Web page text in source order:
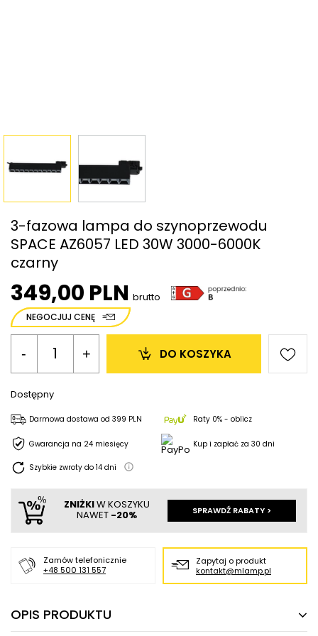
3-fazowa lampa do szynoprzewodu
SPACE AZ6057 LED 30W 3000-6000K
czarny
349,00 PLN brutto
NEGOCJUJ CENĘ
- + DO KOSZYKA
Dostępny
Darmowa dostawa od 399 PLN Raty 0% - oblicz
Gwarancja na 24 miesięcy Kup i zapłać za 30 dni
Szybkie zwroty do 14 dni
ZNIŻKIW KOSZYKU
NAWET -20% SPRAWDŹ RABATY >
Zamów telefonicznie
+48 500 131 557
Zapytaj o produkt
kontakt@mlamp.pl
OPIS PRODUKTU